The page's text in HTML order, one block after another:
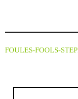
FOULES-FOOLS-